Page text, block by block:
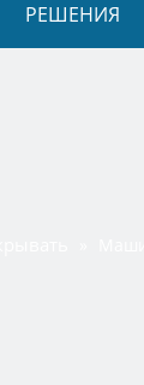
РЕШЕНИЯ